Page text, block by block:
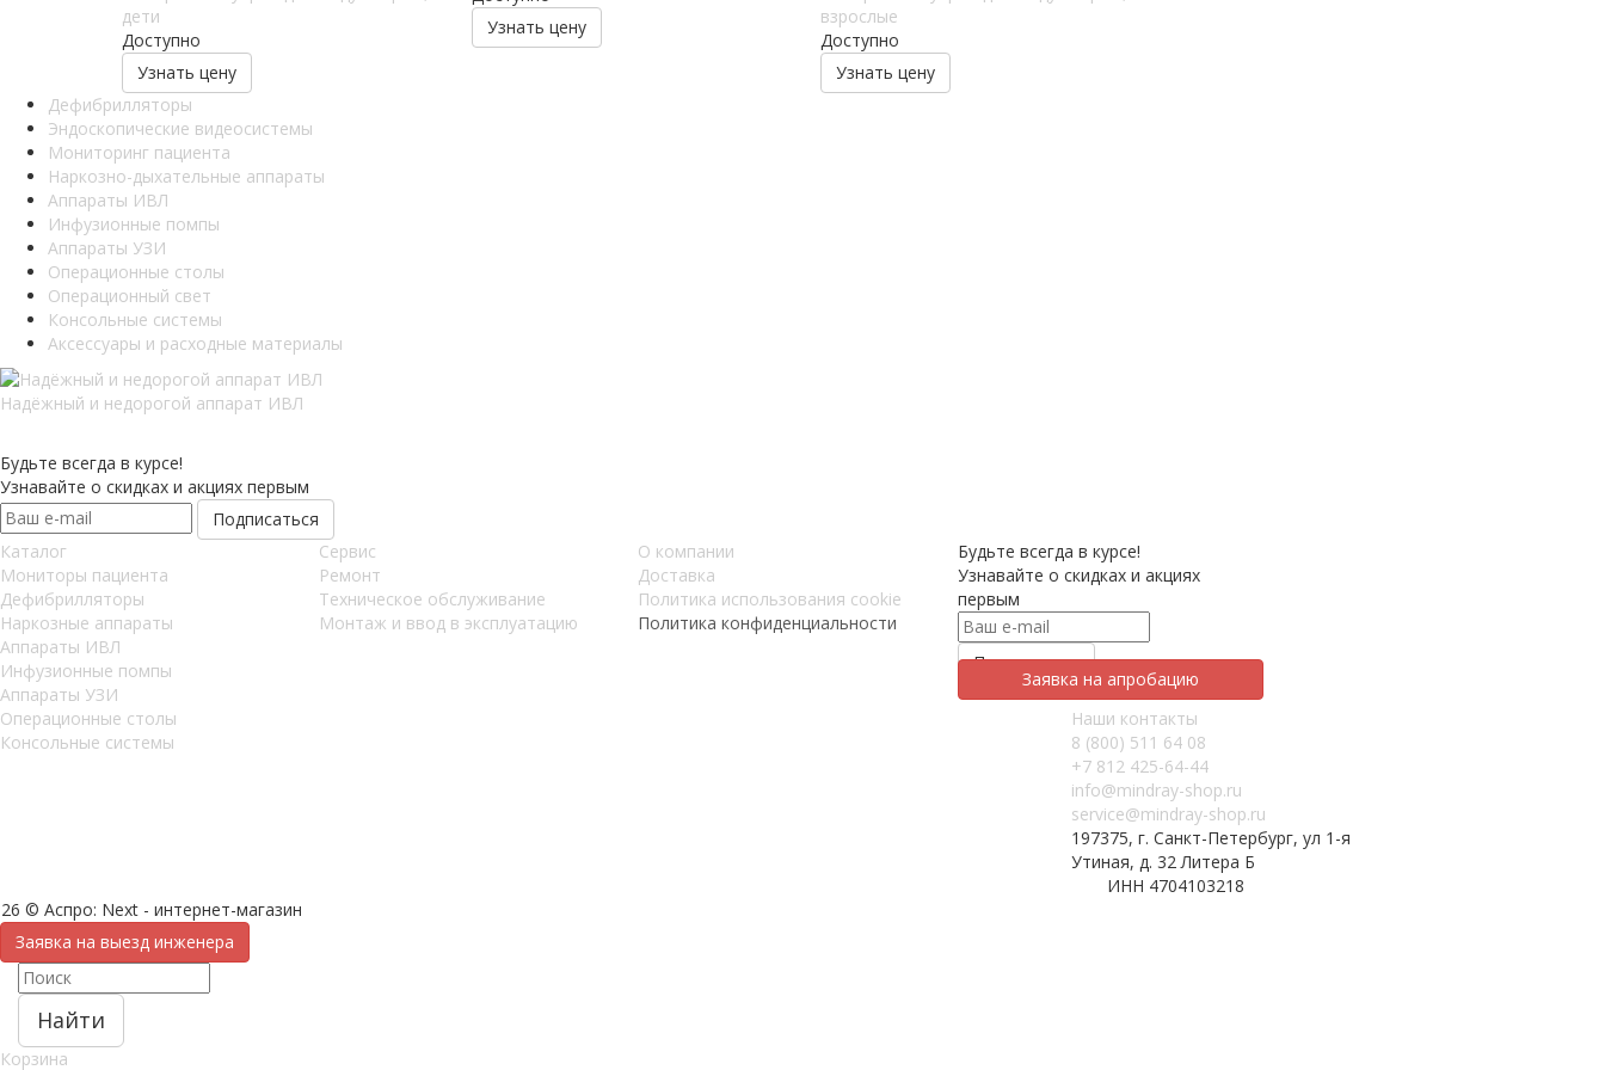
дети
Доступно
Узнать цену
Узнать цену
взрослые
Доступно
Узнать цену
Дефибрилляторы
Эндоскопические видеосистемы
Мониторинг пациента
Наркозно-дыхательные аппараты
Аппараты ИВЛ
Инфузионные помпы
Аппараты УЗИ
Операционные столы
Операционный свет
Консольные системы
Аксессуары и расходные материалы
Надёжный и недорогой аппарат ИВЛ
Будьте всегда в курсе!
Узнавайте о скидках и акциях первым
Каталог
Мониторы пациента
Дефибрилляторы
Наркозные аппараты
Аппараты ИВЛ
Инфузионные помпы
Аппараты УЗИ
Операционные столы
Консольные системы
Сервис
Ремонт
Техническое обслуживание
Монтаж и ввод в эксплуатацию
О компании
Доставка
Политика использования cookie
Политика конфиденциальности
Будьте всегда в курсе!
Узнавайте о скидках и акциях
первым
Заявка на апробацию
Наши контакты
8 (800) 511 64 08
+7 812 425-64-44
info@mindray-shop.ru
service@mindray-shop.ru
197375, г. Санкт-Петербург, ул 1-я
Утиная, д. 32 Литера Б
ИНН 4704103218
© Аспро: Next - интернет-магазин
Заявка на выезд инженера
Найти
Корзина